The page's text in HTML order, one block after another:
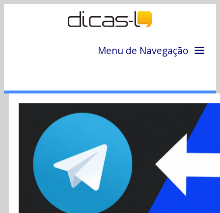
Menu de Navegação
Colunas
Colaboradores